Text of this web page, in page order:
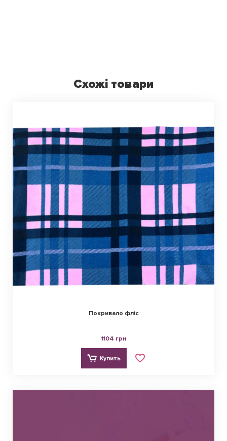
Схожі товари
Покривало фліс
1104 грн
Купить